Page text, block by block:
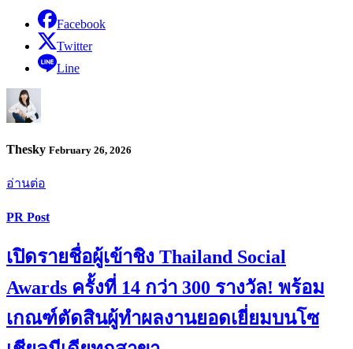
Facebook
Twitter
Line
Thesky February 26, 2026
อ่านต่อ
PR Post
เปิดรายชื่อผู้เข้าชิง Thailand Social
Awards ครั้งที่ 14 กว่า 300 รางวัล! พร้อม
เกณฑ์ตัดสินผู้ทำผลงานยอดเยี่ยมบนโซ